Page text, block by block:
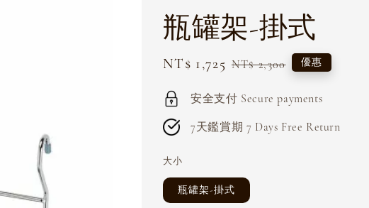
瓶罐架-掛式
Sale
NT$ 1,725 Regular
NT$ 2,300 優惠
安全支付 Secure payments
7天鑑賞期 7 Days Free Return
大小
瓶罐架-掛式